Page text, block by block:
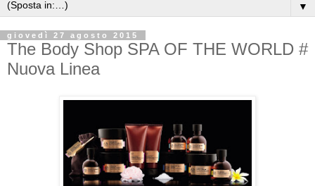
▼
giovedì 27 agosto 2015
The Body Shop SPA OF THE WORLD #
Nuova Linea